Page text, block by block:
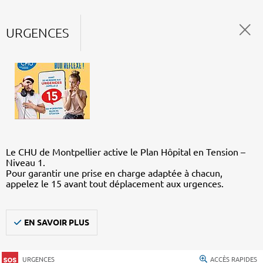
URGENCES
Le CHU de Montpellier active le Plan Hôpital en Tension –
Niveau 1.
Pour garantir une prise en charge adaptée à chacun,
appelez le 15 avant tout déplacement aux urgences.
EN SAVOIR PLUS
URGENCES ACCÈS RAPIDES